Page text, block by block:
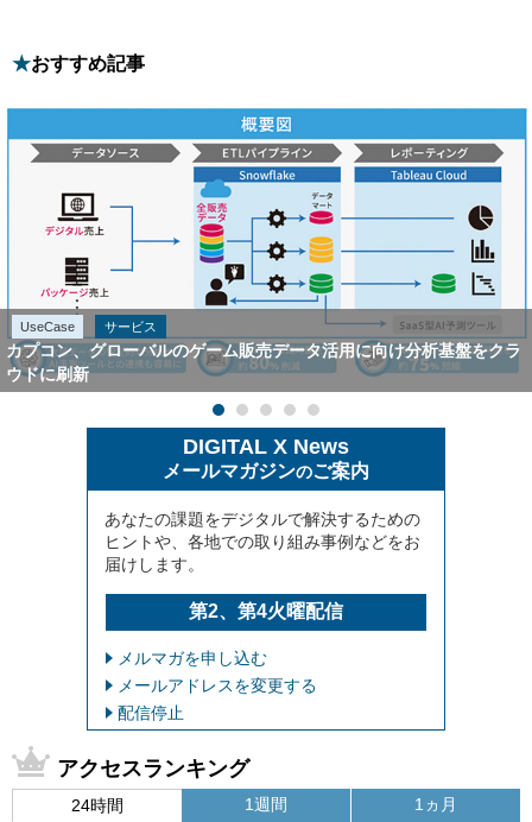
おすすめ記事
UseCase サービス
カプコン、グローバルのゲーム販売データ活用に向け分析基盤をクラ
ウドに刷新
DIGITAL X News
メールマガジンのご案内
あなたの課題をデジタルで解決するための
ヒントや、各地での取り組み事例などをお
届けします。
第2、第4火曜配信
メルマガを申し込む
メールアドレスを変更する
配信停止
アクセスランキング
24時間 1週間 1ヵ月